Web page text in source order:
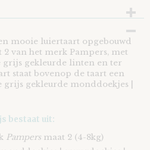
mooie luiertaart opgebouwd
van het merk Pampers, met
gekleurde linten en ter
staat bovenop de taart een
gekleurde monddoekjes |
bestaat uit:
Pampers maat 2 (4-8kg)